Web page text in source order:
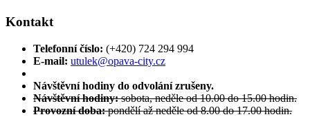
Kontakt
Telefonní číslo: (+420) 724 294 994
E-mail: utulek@opava-city.cz
Návštěvní hodiny do odvolání zrušeny.
Návštěvní hodiny:sobota, neděle od 10.00 do 15.00 hodin.
Provozní doba:pondělí až neděle od 8.00 do 17.00 hodin.